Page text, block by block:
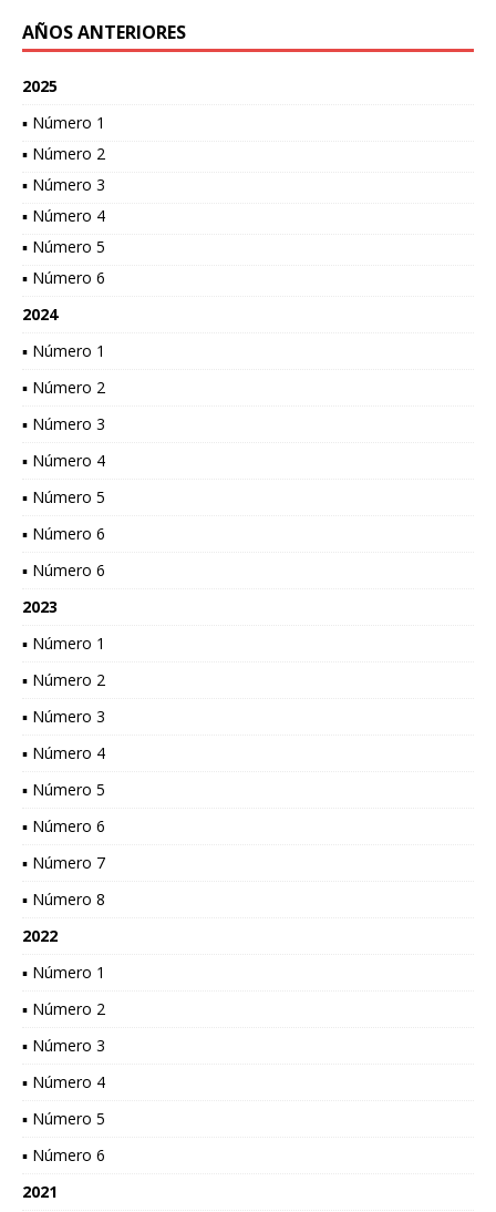
AÑOS ANTERIORES
2025
▪ Número 1
▪ Número 2
▪ Número 3
▪ Número 4
▪ Número 5
▪ Número 6
2024
▪ Número 1
▪ Número 2
▪ Número 3
▪ Número 4
▪ Número 5
▪ Número 6
▪ Número 6
2023
▪ Número 1
▪ Número 2
▪ Número 3
▪ Número 4
▪ Número 5
▪ Número 6
▪ Número 7
▪ Número 8
2022
▪ Número 1
▪ Número 2
▪ Número 3
▪ Número 4
▪ Número 5
▪ Número 6
2021